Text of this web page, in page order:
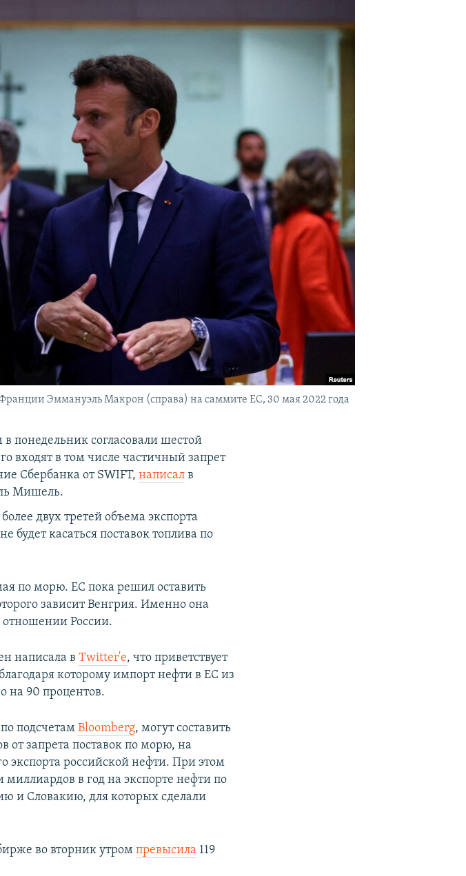
Эммануэль Макрон (справа) на саммите ЕС, 30 мая 2022 года
понедельник согласовали шестой
входят в том числе частичный запрет
Сбербанка от SWIFT,написал в
Мишель.
двух третей объема экспорта
будет касаться поставок топлива по
по морю. ЕС пока решил оставить
зависит Венгрия. Именно она
отношении России.
написала вTwitter'e, что приветствует
которому импорт нефти в ЕС из
на 90 процентов.
подсчетамBloomberg, могут составить
от запрета поставок по морю, на
экспорта российской нефти. При этом
в год на экспорте нефти по
и Словакию, для которых сделали
во вторник утромпревысила 119